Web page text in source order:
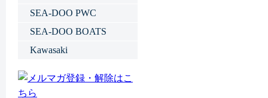
SEA-DOO PWC
SEA-DOO BOATS
Kawasaki